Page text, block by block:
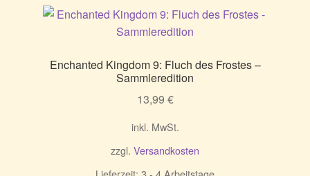
Enchanted Kingdom 9: Fluch des Frostes –
Sammleredition
13,99 €
inkl. MwSt.
zzgl. Versandkosten